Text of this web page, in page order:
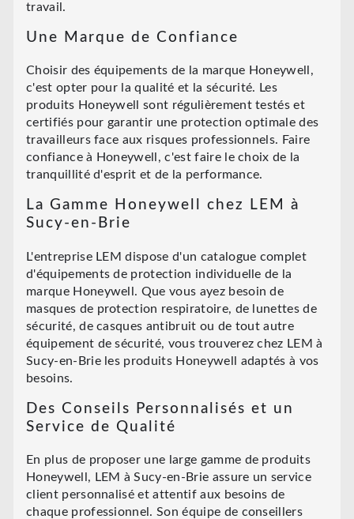
travail.
Une Marque de Confiance
Choisir des équipements de la marque Honeywell,
c'est opter pour la qualité et la sécurité. Les
produits Honeywell sont régulièrement testés et
certifiés pour garantir une protection optimale des
travailleurs face aux risques professionnels. Faire
confiance à Honeywell, c'est faire le choix de la
tranquillité d'esprit et de la performance.
La Gamme Honeywell chez LEM à
Sucy-en-Brie
L'entreprise LEM dispose d'un catalogue complet
d'équipements de protection individuelle de la
marque Honeywell. Que vous ayez besoin de
masques de protection respiratoire, de lunettes de
sécurité, de casques antibruit ou de tout autre
équipement de sécurité, vous trouverez chez LEM à
Sucy-en-Brie les produits Honeywell adaptés à vos
besoins.
Des Conseils Personnalisés et un
Service de Qualité
En plus de proposer une large gamme de produits
Honeywell, LEM à Sucy-en-Brie assure un service
client personnalisé et attentif aux besoins de
chaque professionnel. Son équipe de conseillers